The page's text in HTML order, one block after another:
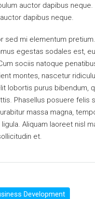
auctor dapibus neque.
dapibus neque.
sed mi elementum
egestas sodales est,
sociis natoque
montes, nascetur
lobortis purus bibendum,
Phasellus posuere felis
massa magna,
Aliquam laoreet nisl
et.
Development